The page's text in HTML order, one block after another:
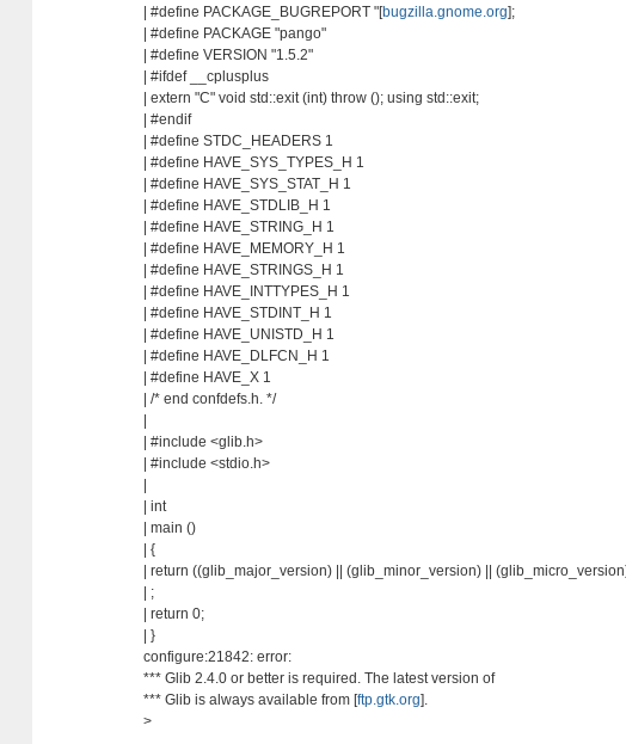
| #define PACKAGE_BUGREPORT "[bugzilla.gnome.org];
| #define PACKAGE "pango"
| #define VERSION "1.5.2"
| #ifdef __cplusplus
| extern "C" void std::exit (int) throw (); using std::exit;
| #endif
| #define STDC_HEADERS 1
| #define HAVE_SYS_TYPES_H 1
| #define HAVE_SYS_STAT_H 1
| #define HAVE_STDLIB_H 1
| #define HAVE_STRING_H 1
| #define HAVE_MEMORY_H 1
| #define HAVE_STRINGS_H 1
| #define HAVE_INTTYPES_H 1
| #define HAVE_STDINT_H 1
| #define HAVE_UNISTD_H 1
| #define HAVE_DLFCN_H 1
| #define HAVE_X 1
| /* end confdefs.h. */
| #include <glib.h>
| #include <stdio.h>
| int
| main ()
| {
| return ((glib_major_version) || (glib_minor_version) ||
| ;
| return 0;
| }
configure:21842: error:
*** Glib 2.4.0 or better is required. The latest version of
*** Glib is always available from [ftp.gtk.org].
>